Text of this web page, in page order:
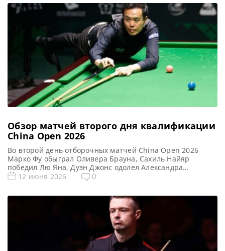
способствует его улучшению результатов. Во втором
квалификационном раунде Миах одержал победу над
Робби Уильямсом со счетом 6-4, […]
Обзор матчей второго дня квалификации
China Open 2026
Во второй день отборочных матчей China Open 2026
Марко Фу обыграл Оливера Брауна, Сахиль Найяр
победил Лю Яна, Дуэн Джонс одолел Александра
Урсенбахера, а Лайем Хайфилд нанес поражение
27 с уверенной победы над Оливером Брауном со счетом
6-1 во втором квалификационном раунде China Open […]
12 июня 2026 0